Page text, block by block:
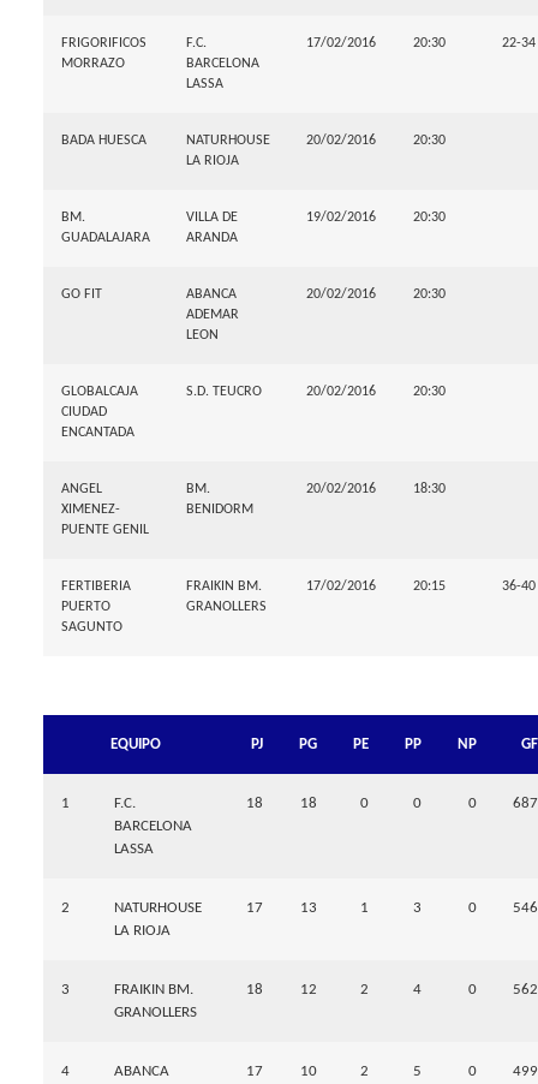
FRIGORIFICOS
MORRAZO
F.C.
BARCELONA
LASSA
17/02/2016 20:30 22-34
BADA HUESCA
NATURHOUSE
LA RIOJA
20/02/2016 20:30
BM.
GUADALAJARA
VILLA DE
ARANDA
19/02/2016 20:30
GO FIT
ABANCA
ADEMAR
LEON
20/02/2016 20:30
GLOBALCAJA
CIUDAD
ENCANTADA
S.D. TEUCRO 20/02/2016 20:30
ANGEL
XIMENEZ-
PUENTE GENIL
BM.
BENIDORM
20/02/2016 18:30
FERTIBERIA
PUERTO
SAGUNTO
FRAIKIN BM.
GRANOLLERS
17/02/2016 20:15 36-40
EQUIPO PJ PG PE PP NP GF
1
F.C.
BARCELONA
LASSA
18 18 0 0 0 687
2
NATURHOUSE
LA RIOJA
17 13 1 3 0 546
3
FRAIKIN BM.
GRANOLLERS
18 12 2 4 0 562
4
ABANCA
17 10 2 5 0 499